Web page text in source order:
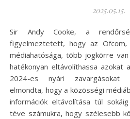
2025.05.15.
Sir Andy Cooke, a rendőrségi főfelügyelő, arra
figyelmeztetett, hogy az Ofcom,
médiahatósága, több jogkörre
hatékonyan eltávolíthassa azokat
2024-es nyári zavargásokat
elmondta, hogy a közösségi
információk eltávolítása túl
téve számukra, hogy szélesebb